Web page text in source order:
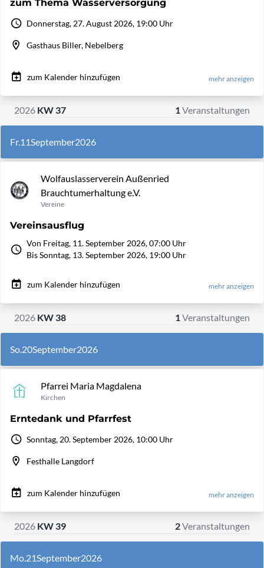
zum Thema Wasserversorgung
Donnerstag, 27. August 2026, 19:00 Uhr
Gasthaus Biller, Nebelberg
zum Kalender hinzufügen mehr anzeigen
2026 KW 37 1Veranstaltungen
Fr.11September2026
Wolfauslasserverein Außenried
Brauchtumerhaltung e.V.
Vereine
Vereinsausflug
Von Freitag, 11. September 2026, 07:00 Uhr
Bis Sonntag, 13. September 2026, 19:00 Uhr
zum Kalender hinzufügen mehr anzeigen
2026 KW 38 1Veranstaltungen
So.20September2026
Pfarrei Maria Magdalena
Kirchen
Erntedank und Pfarrfest
Sonntag, 20. September 2026, 10:00 Uhr
Festhalle Langdorf
zum Kalender hinzufügen mehr anzeigen
2026 KW 39 2Veranstaltungen
Mo.21September2026